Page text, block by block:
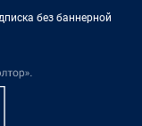
без баннерной